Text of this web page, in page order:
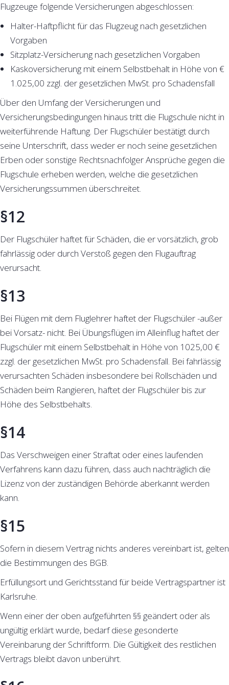
Flugzeuge folgende Versicherungen abgeschlossen:
Halter-Haftpflicht für das Flugzeug nach gesetzlichen
Vorgaben
Sitzplatz-Versicherung nach gesetzlichen Vorgaben
Kaskoversicherung mit einem Selbstbehalt in Höhe von €
1.025,00 zzgl. der gesetzlichen MwSt. pro Schadensfall
Über den Umfang der Versicherungen und
Versicherungsbedingungen hinaus tritt die Flugschule nicht in
weiterführende Haftung. Der Flugschüler bestätigt durch
seine Unterschrift, dass weder er noch seine gesetzlichen
Erben oder sonstige Rechtsnachfolger Ansprüche gegen die
Flugschule erheben werden, welche die gesetzlichen
Versicherungssummen überschreitet.
§12
Der Flugschüler haftet für Schäden, die er vorsätzlich, grob
fahrlässig oder durch Verstoß gegen den Flugauftrag
verursacht.
§13
Bei Flügen mit dem Fluglehrer haftet der Flugschüler -außer
bei Vorsatz- nicht. Bei Übungsflügen im Alleinflug haftet der
Flugschüler mit einem Selbstbehalt in Höhe von 1025,00 €
zzgl. der gesetzlichen MwSt. pro Schadensfall. Bei fahrlässig
verursachten Schäden insbesondere bei Rollschäden und
Schäden beim Rangieren, haftet der Flugschüler bis zur
Höhe des Selbstbehalts.
§14
Das Verschweigen einer Straftat oder eines laufenden
Verfahrens kann dazu führen, dass auch nachträglich die
Lizenz von der zuständigen Behörde aberkannt werden
kann.
§15
Sofern in diesem Vertrag nichts anderes vereinbart ist, gelten
die Bestimmungen des BGB.
Erfüllungsort und Gerichtsstand für beide Vertragspartner ist
Karlsruhe.
Wenn einer der oben aufgeführten §§ geändert oder als
ungültig erklärt wurde, bedarf diese gesonderte
Vereinbarung der Schriftform. Die Gültigkeit des restlichen
Vertrags bleibt davon unberührt.